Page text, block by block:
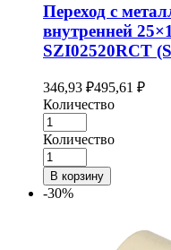
Переход с
внутренней
SZI02520RCT
346,93 ₽495,61 ₽
Количество
Количество
В корзину
-30%